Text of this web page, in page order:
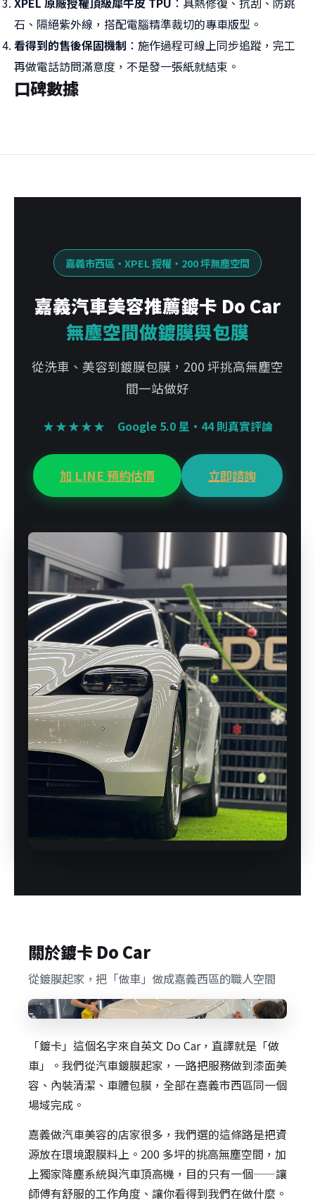
石、隔絕紫外線，搭配電腦精準裁切的專車版型。
看得到的售後保固機制 ：施作過程可線上同步追蹤，完工
再做電話訪問滿意度，不是發一張紙就結束。
口碑數據
嘉義市西區・XPEL 授權・200 坪無塵空間
嘉義汽車美容推薦鍍卡 Do Car
無塵空間做鍍膜與包膜
從洗車、美容到鍍膜包膜，200 坪挑高無塵空
間一站做好
★★★★★ Google 5.0 星・44 則真實評論
加 LINE 預約估價 立即諮詢
關於鍍卡 Do Car
從鍍膜起家，把「做車」做成嘉義西區的職人空間
「鍍卡」這個名字來自英文 Do Car，直譯就是「做
車」。我們從汽車鍍膜起家，一路把服務做到漆面美
容、內裝清潔、車體包膜，全部在嘉義市西區同一個
場域完成。
嘉義做汽車美容的店家很多，我們選的這條路是把資
源放在環境跟膜料上。200 多坪的挑高無塵空間，加
上獨家降塵系統與汽車頂高機，目的只有一個——讓
師傅有舒服的工作角度、讓你看得到我們在做什麼。